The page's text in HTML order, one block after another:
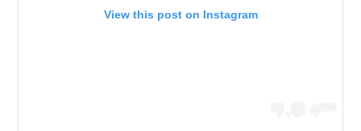
View this post on Instagram